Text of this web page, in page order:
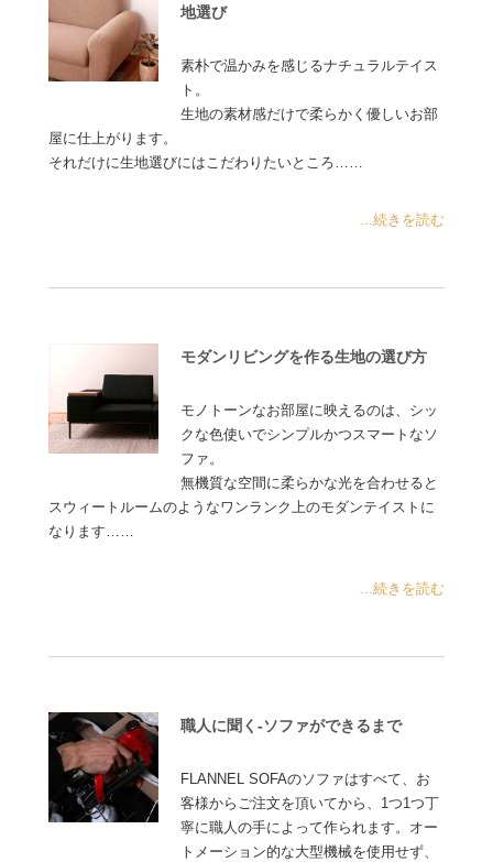
地選び
素朴で温かみを感じるナチュラルテイス
ト。
生地の素材感だけで柔らかく優しいお部
屋に仕上がります。
それだけに生地選びにはこだわりたいところ……
...続きを読む
モダンリビングを作る生地の選び方
モノトーンなお部屋に映えるのは、シッ
クな色使いでシンプルかつスマートなソ
ファ。
無機質な空間に柔らかな光を合わせると
スウィートルームのようなワンランク上のモダンテイストに
なります……
...続きを読む
職人に聞く-ソファができるまで
FLANNEL SOFAのソファはすべて、お
客様からご注文を頂いてから、1つ1つ丁
寧に職人の手によって作られます。オー
トメーション的な大型機械を使用せず、